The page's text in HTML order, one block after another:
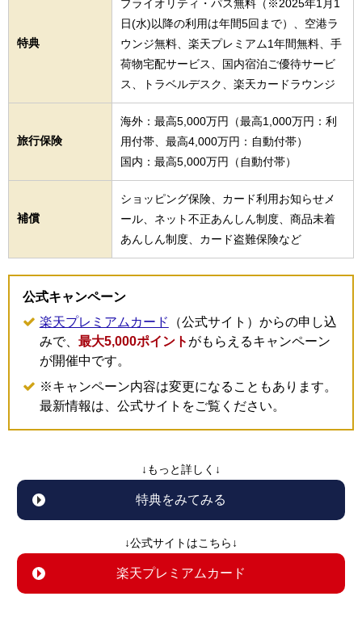
特典
プライオリティ・パス無料（※2025年1月1
日(水)以降の利用は年間5回まで）、空港ラ
ウンジ無料、楽天プレミアム1年間無料、手
荷物宅配サービス、国内宿泊ご優待サービ
ス、トラベルデスク、楽天カードラウンジ
旅行保険
海外：最高5,000万円（最高1,000万円：利
用付帯、最高4,000万円：自動付帯）
国内：最高5,000万円（自動付帯）
補償
ショッピング保険、カード利用お知らせメ
ール、ネット不正あんしん制度、商品未着
あんしん制度、カード盗難保険など
公式キャンペーン
楽天プレミアムカード
（公式サイト）からの申し込
みで、 最大5,000ポイント がもらえるキャンペーン
が開催中です。
※キャンペーン内容は変更になることもあります。
最新情報は、公式サイトをご覧ください。
↓もっと詳しく↓
特典をみてみる
↓公式サイトはこちら↓
楽天プレミアムカード